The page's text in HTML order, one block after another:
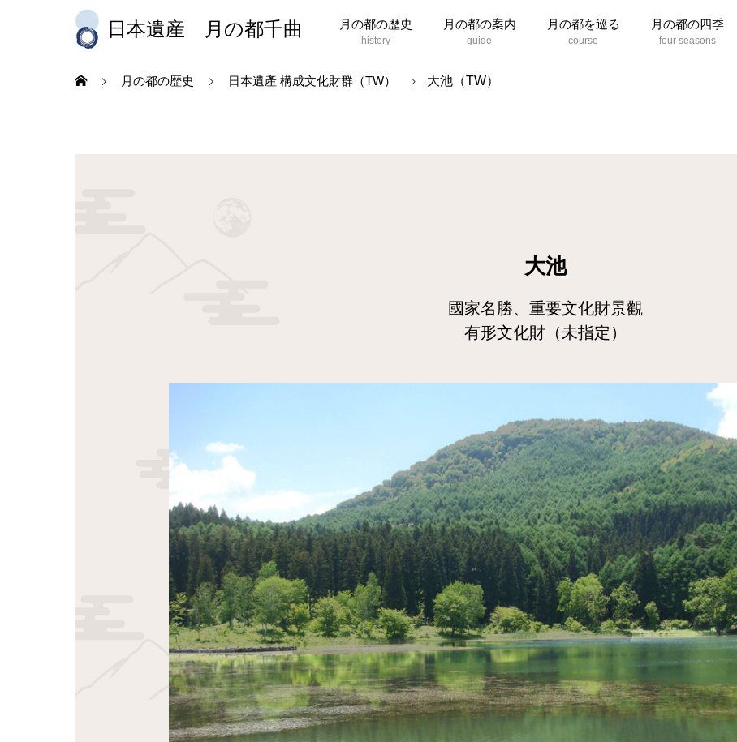
日本遺産 月の都千曲 月の都の歴史 月の都の案内 月の都を巡る 月の都の四季
月の都の歴史 日本遺產 構成文化財群（TW） 大池（TW）
大池
國家名勝、重要文化財景觀
有形文化財（未指定）